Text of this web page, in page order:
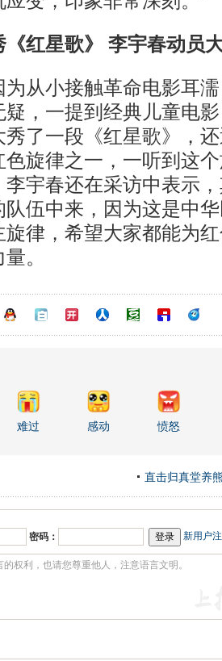
星歌》 李宇春动员
小接触革命电影耳濡
疑，一提到经典儿童电
秀了一段《红星歌》，
色旋律之一，一听到这
李宇春还在采访中表示
队伍中来，因为这是中
旋律，希望大家都能为
。
难过 感动 愤怒
直击归真堂养
密码： 新用户